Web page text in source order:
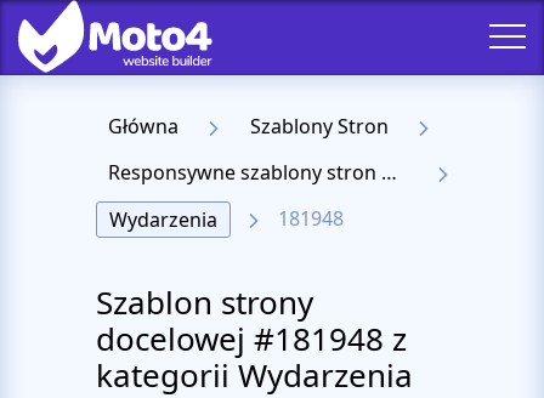
Główna
Szablony Stron
Responsywne szablony stron docelowych
Wydarzenia
181948
Szablon strony
docelowej #181948 z
kategorii Wydarzenia